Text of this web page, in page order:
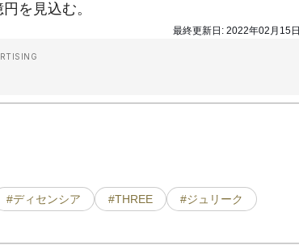
を見込む。
最終更新日: 2022年02月15日
#ディセンシア #THREE
#ジュリーク